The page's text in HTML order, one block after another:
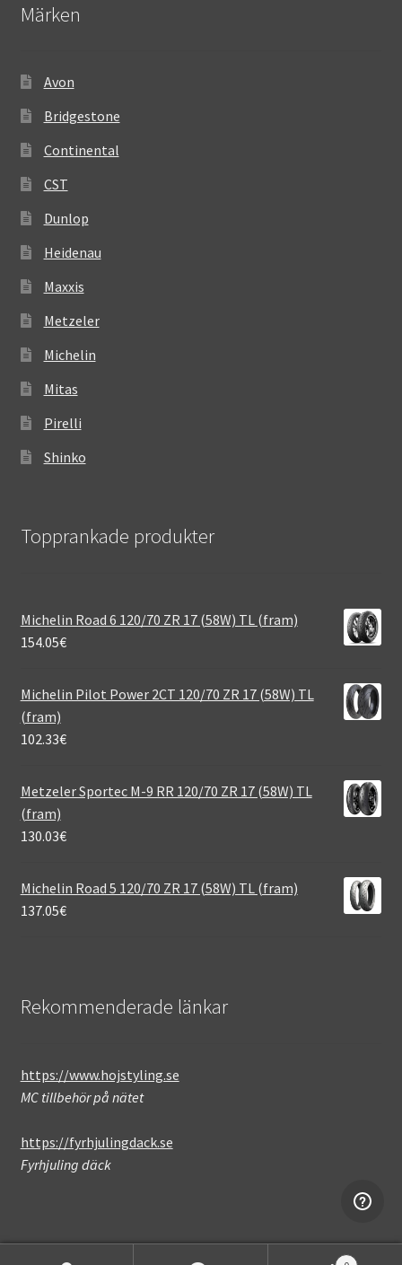
Märken
Avon
Bridgestone
Continental
CST
Dunlop
Heidenau
Maxxis
Metzeler
Michelin
Mitas
Pirelli
Shinko
Topprankade produkter
Michelin Road 6 120/70 ZR 17 (58W) TL (fram)
154.05€
Michelin Pilot Power 2CT 120/70 ZR 17 (58W) TL
(fram)
102.33€
Metzeler Sportec M-9 RR 120/70 ZR 17 (58W) TL
(fram)
130.03€
Michelin Road 5 120/70 ZR 17 (58W) TL (fram)
137.05€
Rekommenderade länkar
https://www.hojstyling.se
MC tillbehör på nätet
https://fyrhjulingdack.se
Fyrhjuling däck